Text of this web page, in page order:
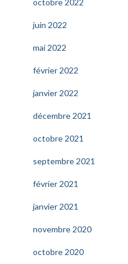
octobre 2022
juin 2022
mai 2022
février 2022
janvier 2022
décembre 2021
octobre 2021
septembre 2021
février 2021
janvier 2021
novembre 2020
octobre 2020